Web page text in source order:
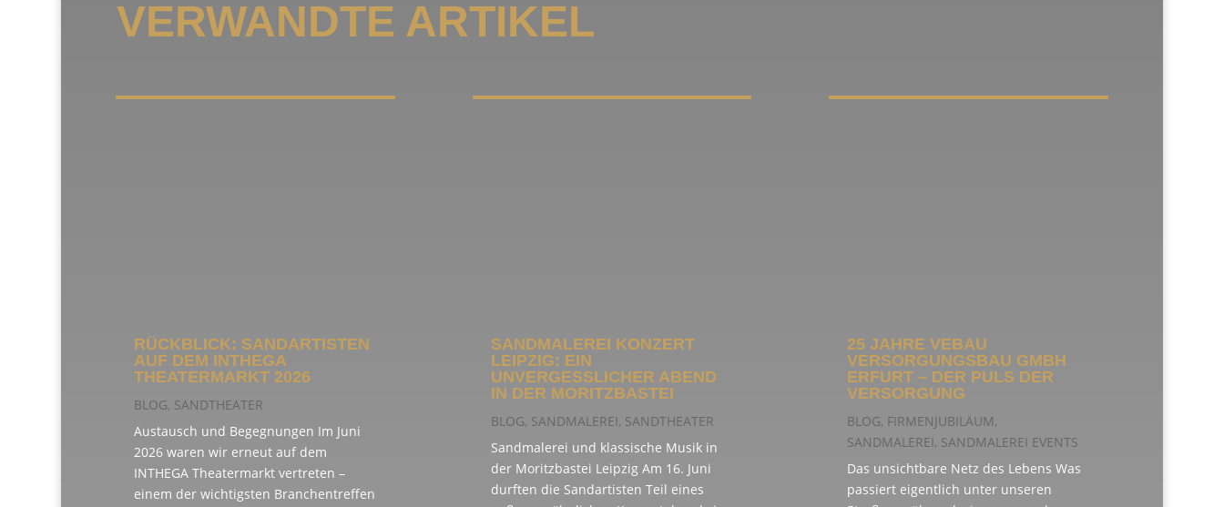
VERWANDTE ARTIKEL
RÜCKBLICK: SANDARTISTEN
AUF DEM INTHEGA
THEATERMARKT 2026
BLOG, SANDTHEATER
Austausch und Begegnungen Im Juni
2026 waren wir erneut auf dem
INTHEGA Theatermarkt vertreten –
einem der wichtigsten Branchentreffen
SANDMALEREI KONZERT
LEIPZIG: EIN
UNVERGESSLICHER ABEND
IN DER MORITZBASTEI
BLOG, SANDMALEREI, SANDTHEATER
Sandmalerei und klassische Musik in
der Moritzbastei Leipzig Am 16. Juni
durften die Sandartisten Teil eines
25 JAHRE VEBAU
VERSORGUNGSBAU GMBH
ERFURT – DER PULS DER
VERSORGUNG
BLOG, FIRMENJUBILÄUM,
SANDMALEREI, SANDMALEREI EVENTS
Das unsichtbare Netz des Lebens Was
passiert eigentlich unter unseren